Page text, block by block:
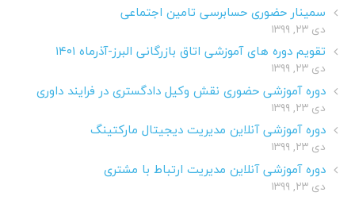
سمینار حضوری حسابرسی تامین اجتماعی
دی ۲۳, ۱۳۹۹
تقویم دوره های آموزشی اتاق بازرگانی البرز-آذرماه ۱۴۰۱
دی ۲۳, ۱۳۹۹
دوره آموزشی حضوری نقش وکیل دادگستری در فرایند داوری
دی ۲۳, ۱۳۹۹
دوره آموزشی آنلاین مدیریت دیجیتال مارکتینگ
دی ۲۳, ۱۳۹۹
دوره آموزشی آنلاین مدیریت ارتباط با مشتری
دی ۲۳, ۱۳۹۹